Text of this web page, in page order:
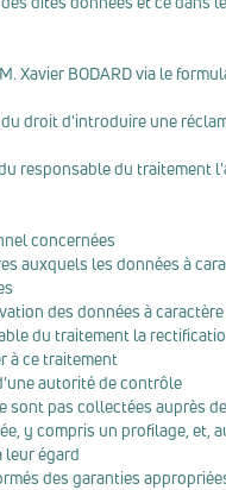
Xavier BODARD via le
droit d'introduire une
responsable du traitement
concernées
auxquels les données à
des données à
du traitement la
à ce traitement
autorité de contrôle
sont pas collectées auprès
y compris un profilage,
leur égard
des garanties